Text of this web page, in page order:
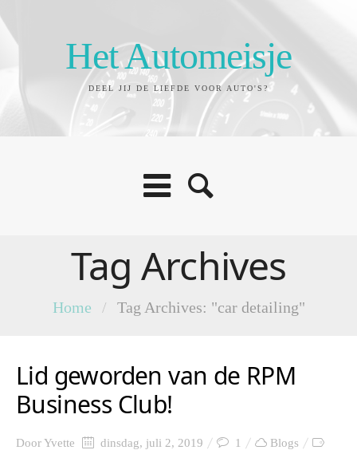
Het Automeisje
DEEL JIJ DE LIEFDE VOOR AUTO'S?
Tag Archives
Home / Tag Archives: "car detailing"
Lid geworden van de RPM
Business Club!
DoorYvette dinsdag, juli 2, 2019 1
Blogs